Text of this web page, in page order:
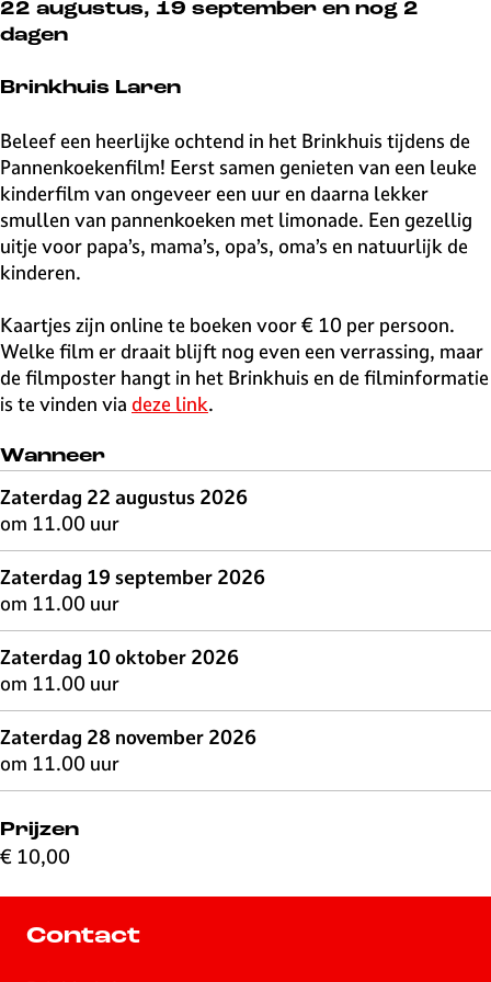
v
e
r
s
u
m
22 augustus, 19 september en nog 2
dagen
Brinkhuis Laren
Beleef een heerlijke ochtend in het Brinkhuis tijdens de
Pannenkoekenfilm! Eerst samen genieten van een leuke
kinderfilm van ongeveer een uur en daarna lekker
smullen van pannenkoeken met limonade. Een gezellig
uitje voor papa’s, mama’s, opa’s, oma’s en natuurlijk de
kinderen.
Kaartjes zijn online te boeken voor € 10 per persoon.
Welke film er draait blijft nog even een verrassing, maar
de filmposter hangt in het Brinkhuis en de filminformatie
is te vinden via deze link.
Wanneer
Zaterdag 22 augustus 2026
om 11.00 uur
Zaterdag 19 september 2026
om 11.00 uur
Zaterdag 10 oktober 2026
om 11.00 uur
Zaterdag 28 november 2026
om 11.00 uur
Prijzen
€ 10,00
Contact